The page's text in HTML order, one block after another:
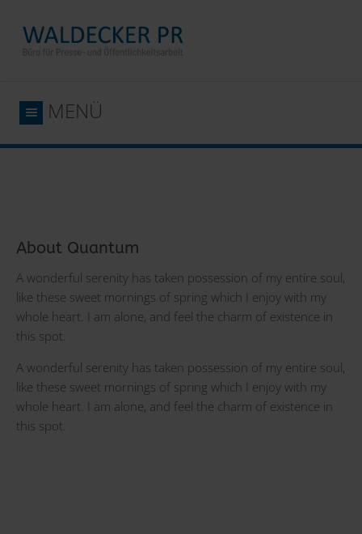
MENÜ
About Quantum
A wonderful serenity has taken possession of my entire soul,
like these sweet mornings of spring which I enjoy with my
whole heart. I am alone, and feel the charm of existence in
this spot.
A wonderful serenity has taken possession of my entire soul,
like these sweet mornings of spring which I enjoy with my
whole heart. I am alone, and feel the charm of existence in
this spot.